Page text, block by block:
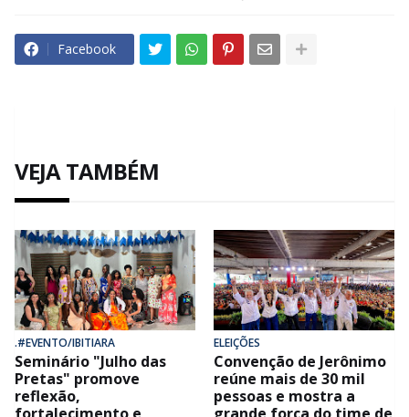
Facebook
VEJA TAMBÉM
.#EVENTO/IBITIARA
Seminário "Julho das
Pretas" promove
reflexão,
ELEIÇÕES
Convenção de Jerônimo
reúne mais de 30 mil
pessoas e mostra a